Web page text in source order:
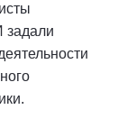
задали